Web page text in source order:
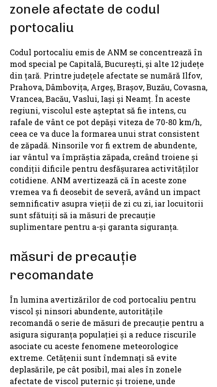
zonele afectate de codul
portocaliu
Codul portocaliu emis de ANM se concentrează în
mod special pe Capitală, București, și alte 12 județe
din țară. Printre județele afectate se numără Ilfov,
Prahova, Dâmbovița, Argeș, Brașov, Buzău, Covasna,
Vrancea, Bacău, Vaslui, Iași și Neamț. În aceste
regiuni, viscolul este așteptat să fie intens, cu
rafale de vânt ce pot depăși viteza de 70-80 km/h,
ceea ce va duce la formarea unui strat consistent
de zăpadă. Ninsorile vor fi extrem de abundente,
iar vântul va împrăștia zăpada, creând troiene și
condiții dificile pentru desfășurarea activităților
cotidiene. ANM avertizează că în aceste zone
vremea va fi deosebit de severă, având un impact
semnificativ asupra vieții de zi cu zi, iar locuitorii
sunt sfătuiți să ia măsuri de precauție
suplimentare pentru a-și garanta siguranța.
măsuri de precauție
recomandate
În lumina avertizărilor de cod portocaliu pentru
viscol și ninsori abundente, autoritățile
recomandă o serie de măsuri de precauție pentru a
asigura siguranța populației și a reduce riscurile
asociate cu aceste fenomene meteorologice
extreme. Cetățenii sunt îndemnați să evite
deplasările, pe cât posibil, mai ales în zonele
afectate de viscol puternic și troiene, unde